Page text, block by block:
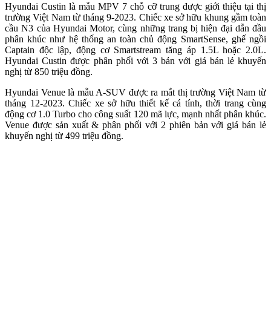
Hyundai Custin là mẫu MPV 7 chỗ cỡ trung được giới thiệu tại thị
trường Việt Nam từ tháng 9-2023. Chiếc xe sở hữu khung gầm toàn
cầu N3 của Hyundai Motor, cùng những trang bị hiện đại dẫn đầu
phân khúc như hệ thống an toàn chủ động SmartSense, ghế ngồi
Captain độc lập, động cơ Smartstream tăng áp 1.5L hoặc 2.0L.
Hyundai Custin được phân phối với 3 bản với giá bán lẻ khuyến
nghị từ 850 triệu đồng.
Hyundai Venue là mẫu A-SUV được ra mắt thị trường Việt Nam từ
tháng 12-2023. Chiếc xe sở hữu thiết kế cá tính, thời trang cùng
động cơ 1.0 Turbo cho công suất 120 mã lực, mạnh nhất phân khúc.
Venue được sản xuất & phân phối với 2 phiên bản với giá bán lẻ
khuyến nghị từ 499 triệu đồng.